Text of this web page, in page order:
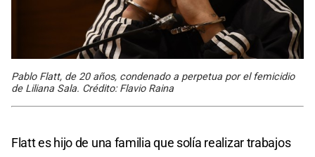
Pablo Flatt, de 20 años, condenado a perpetua por el femicidio
de Liliana Sala. Crédito: Flavio Raina
Flatt es hijo de una familia que solía realizar trabajos